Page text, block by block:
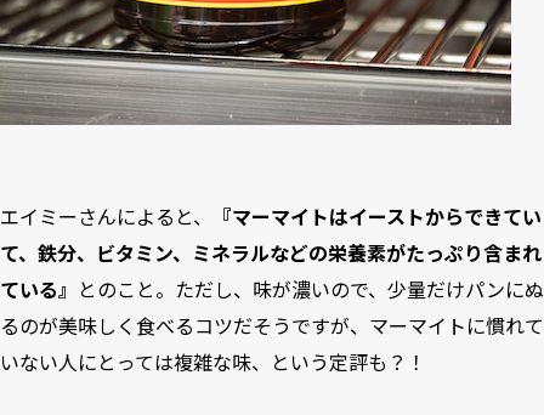
エイミーさんによると、
『マーマイトはイーストからできてい
て、鉄分、ビタミン、ミネラルなどの栄養素がたっぷり含まれ
ている』 とのこと。ただし、味が濃いので、少量だけパンにぬ
るのが美味しく食べるコツだそうですが、マーマイトに慣れて
いない人にとっては複雑な味、という定評も？！